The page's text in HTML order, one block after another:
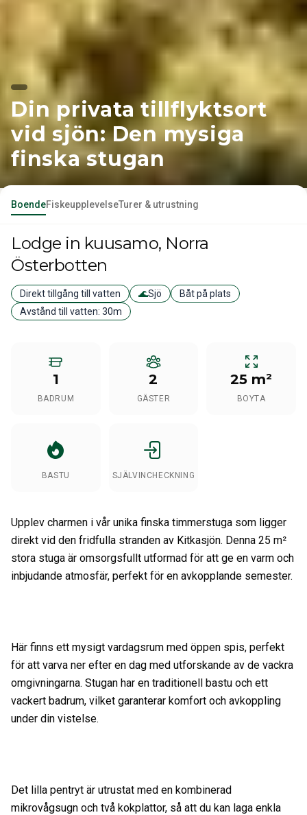
Din privata tillflyktsort
vid sjön: Den mysiga
finska stugan
BoendeFiskeupplevelseTurer & utrustning
Lodge in kuusamo, Norra
Österbotten
Direkt tillgång till vatten 🌊Sjö
Båt på plats
Avstånd till vatten: 30m
1
BADRUM
2
GÄSTER
25 m²
BOYTA
BASTU SJÄLVINCHECKNING
Upplev charmen i vår unika finska timmerstuga som ligger
direkt vid den fridfulla stranden av Kitkasjön. Denna 25 m²
stora stuga är omsorgsfullt utformad för att ge en varm och
inbjudande atmosfär, perfekt för en avkopplande semester.
Här finns ett mysigt vardagsrum med öppen spis, perfekt
för att varva ner efter en dag med utforskande av de vackra
omgivningarna. Stugan har en traditionell bastu och ett
vackert badrum, vilket garanterar komfort och avkoppling
under din vistelse.
Det lilla pentryt är utrustat med en kombinerad
mikrovågsugn och två kokplattor, så att du kan laga enkla